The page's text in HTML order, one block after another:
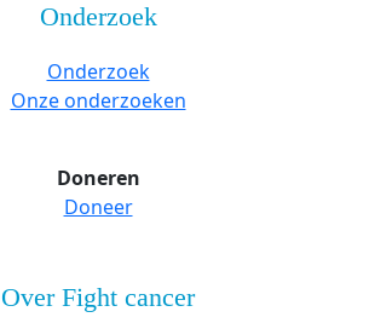
Onderzoek
Onderzoek
Onze onderzoeken
Doneren
Doneer
Over Fight cancer